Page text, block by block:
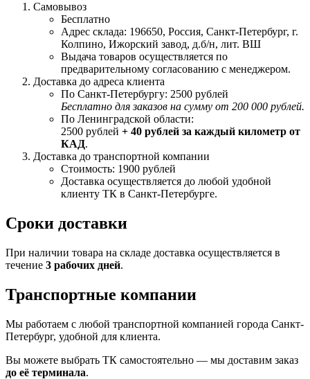
Самовывоз
Бесплатно
Адрес склада: 196650, Россия, Санкт-Петербург, г.
Колпино, Ижорский завод, д.б/н, лит. ВШ
Выдача товаров осуществляется по
предварительному согласованию с менеджером.
Доставка до адреса клиента
По Санкт-Петербургу: 2500 рублей
Бесплатно для заказов на сумму от 200 000 рублей.
По Ленинградской области:
2500 рублей + 40 рублей за каждый километр от
КАД.
Доставка до транспортной компании
Стоимость: 1900 рублей
Доставка осуществляется до любой удобной
клиенту ТК в Санкт-Петербурге.
Сроки доставки
При наличии товара на складе доставка осуществляется в
течение 3 рабочих дней.
Транспортные компании
Мы работаем с любой транспортной компанией города Санкт-
Петербург, удобной для клиента.
Вы можете выбрать ТК самостоятельно — мы доставим заказ
до её терминала.